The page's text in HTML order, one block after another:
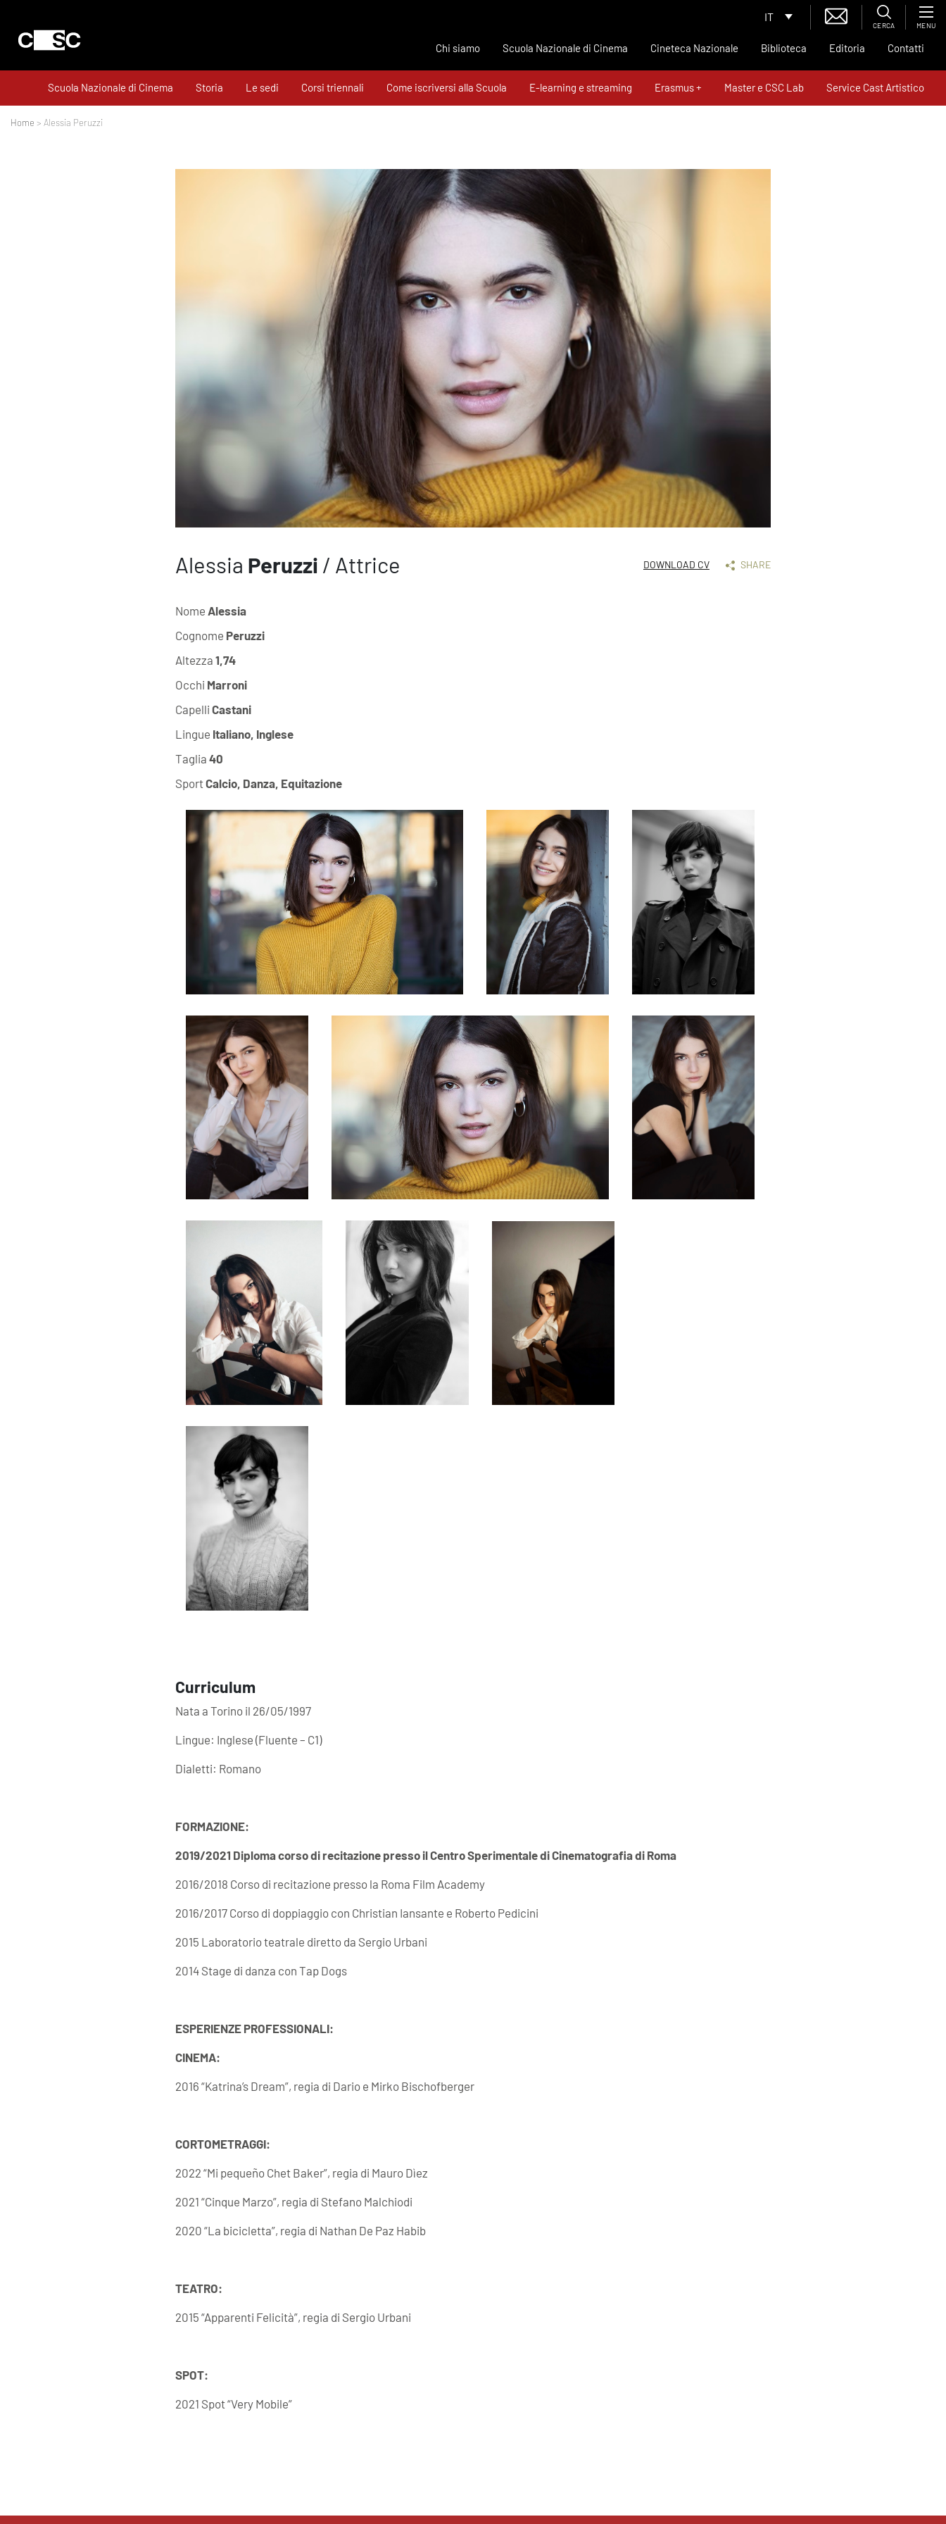
IT
CERCA MENU
Chi siamo Scuola Nazionale di Cinema Cineteca Nazionale Biblioteca Editoria Contatti
Scuola Nazionale di Cinema Storia Le sedi Corsi triennali Come iscriversi alla Scuola E-learning e streaming Erasmus + Master e CSC Lab Service Cast Artistico
Home > Alessia Peruzzi
Alessia Peruzzi / Attrice DOWNLOAD CV SHARE
Nome Alessia
Cognome Peruzzi
Altezza 1,74
Occhi Marroni
Capelli Castani
Lingue Italiano, Inglese
Taglia 40
SportCalcio, Danza, Equitazione
Curriculum
Nata a Torino il 26/05/1997
Lingue: Inglese (Fluente – C1)
Dialetti: Romano
FORMAZIONE:
2019/2021 Diploma corso di recitazione presso il Centro Sperimentale di Cinematografia di Roma
2016/2018 Corso di recitazione presso la Roma Film Academy
2016/2017 Corso di doppiaggio con Christian Iansante e Roberto Pedicini
2015 Laboratorio teatrale diretto da Sergio Urbani
2014 Stage di danza con Tap Dogs
ESPERIENZE PROFESSIONALI:
CINEMA:
2016 “Katrina’s Dream”, regia di Dario e Mirko Bischofberger
CORTOMETRAGGI:
2022 “Mi pequeño Chet Baker”, regia di Mauro Dìez
2021 “Cinque Marzo”, regia di Stefano Malchiodi
2020 “La bicicletta”, regia di Nathan De Paz Habib
TEATRO:
2015 “Apparenti Felicità”, regia di Sergio Urbani
SPOT:
2021 Spot “Very Mobile”